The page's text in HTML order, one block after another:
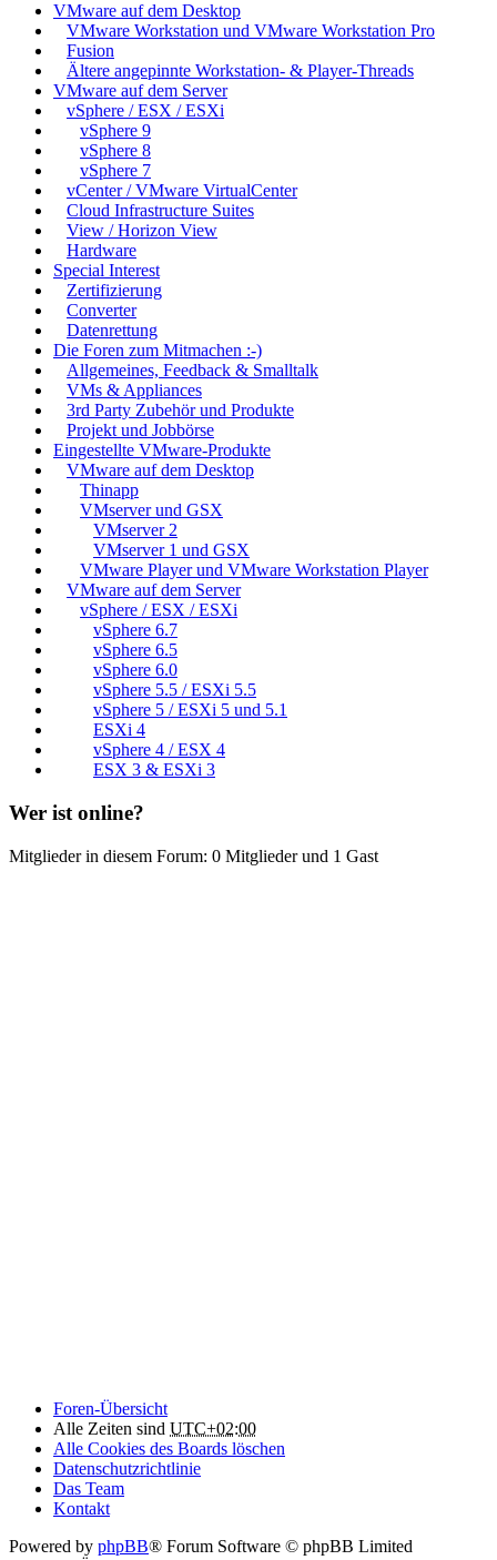
VMware auf dem Desktop
VMware Workstation und VMware Workstation Pro
Fusion
Ältere angepinnte Workstation- & Player-Threads
VMware auf dem Server
vSphere / ESX / ESXi
vSphere 9
vSphere 8
vSphere 7
vCenter / VMware VirtualCenter
Cloud Infrastructure Suites
View / Horizon View
Hardware
Special Interest
Zertifizierung
Converter
Datenrettung
Die Foren zum Mitmachen :-)
Allgemeines, Feedback & Smalltalk
VMs & Appliances
3rd Party Zubehör und Produkte
Projekt und Jobbörse
Eingestellte VMware-Produkte
VMware auf dem Desktop
Thinapp
VMserver und GSX
VMserver 2
VMserver 1 und GSX
VMware Player und VMware Workstation Player
VMware auf dem Server
vSphere / ESX / ESXi
vSphere 6.7
vSphere 6.5
vSphere 6.0
vSphere 5.5 / ESXi 5.5
vSphere 5 / ESXi 5 und 5.1
ESXi 4
vSphere 4 / ESX 4
ESX 3 & ESXi 3
Wer ist online?
Mitglieder in diesem Forum: 0 Mitglieder und 1 Gast
Foren-Übersicht
Alle Zeiten sind UTC+02:00
Alle Cookies des Boards löschen
Datenschutzrichtlinie
Das Team
Kontakt
Powered by phpBB® Forum Software © phpBB Limited